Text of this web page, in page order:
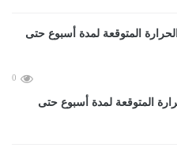
0
المتوقعة لمدة أسبوع حتى